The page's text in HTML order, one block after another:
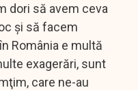
dori să avem ceva
şi să facem
România e multă
exagerări, sunt
care ne-au